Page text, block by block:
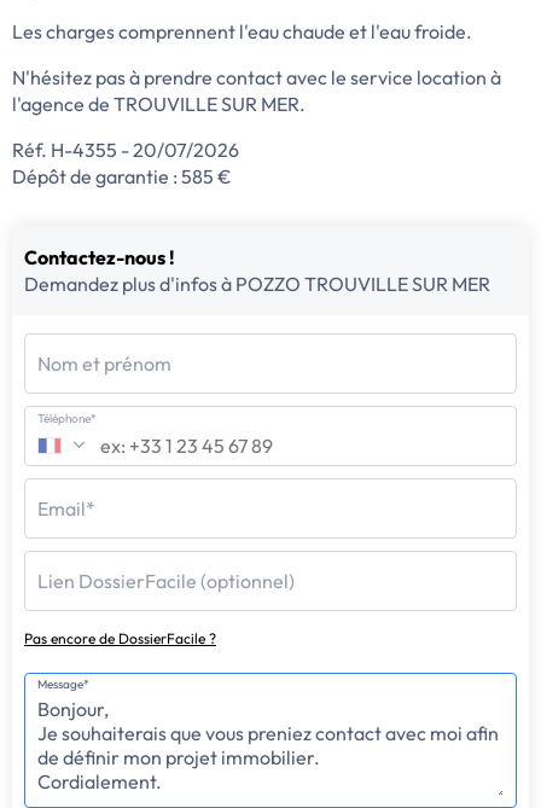
Les charges comprennent l'eau chaude et l'eau froide.
N'hésitez pas à prendre contact avec le service location à
l'agence de TROUVILLE SUR MER.
Réf. H-4355 - 20/07/2026
Dépôt de garantie : 585 €
Contactez-nous !
Demandez plus d'infos à POZZO TROUVILLE SUR MER
Nom et prénom
Téléphone*
Email*
Lien DossierFacile (optionnel)
Pas encore de DossierFacile ?
Message*